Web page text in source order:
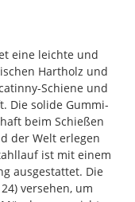
eine leichte und
Hartholz und
Schiene und
Die solide Gummi-
beim Schießen
der Welt erlegen
ist mit einem
ausgestattet. Die
versehen, um